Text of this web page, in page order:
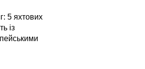
5 яхтових
із